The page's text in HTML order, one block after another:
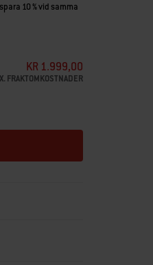
10 % vid samma
KR 1.999,00
FRAKTOMKOSTNADER